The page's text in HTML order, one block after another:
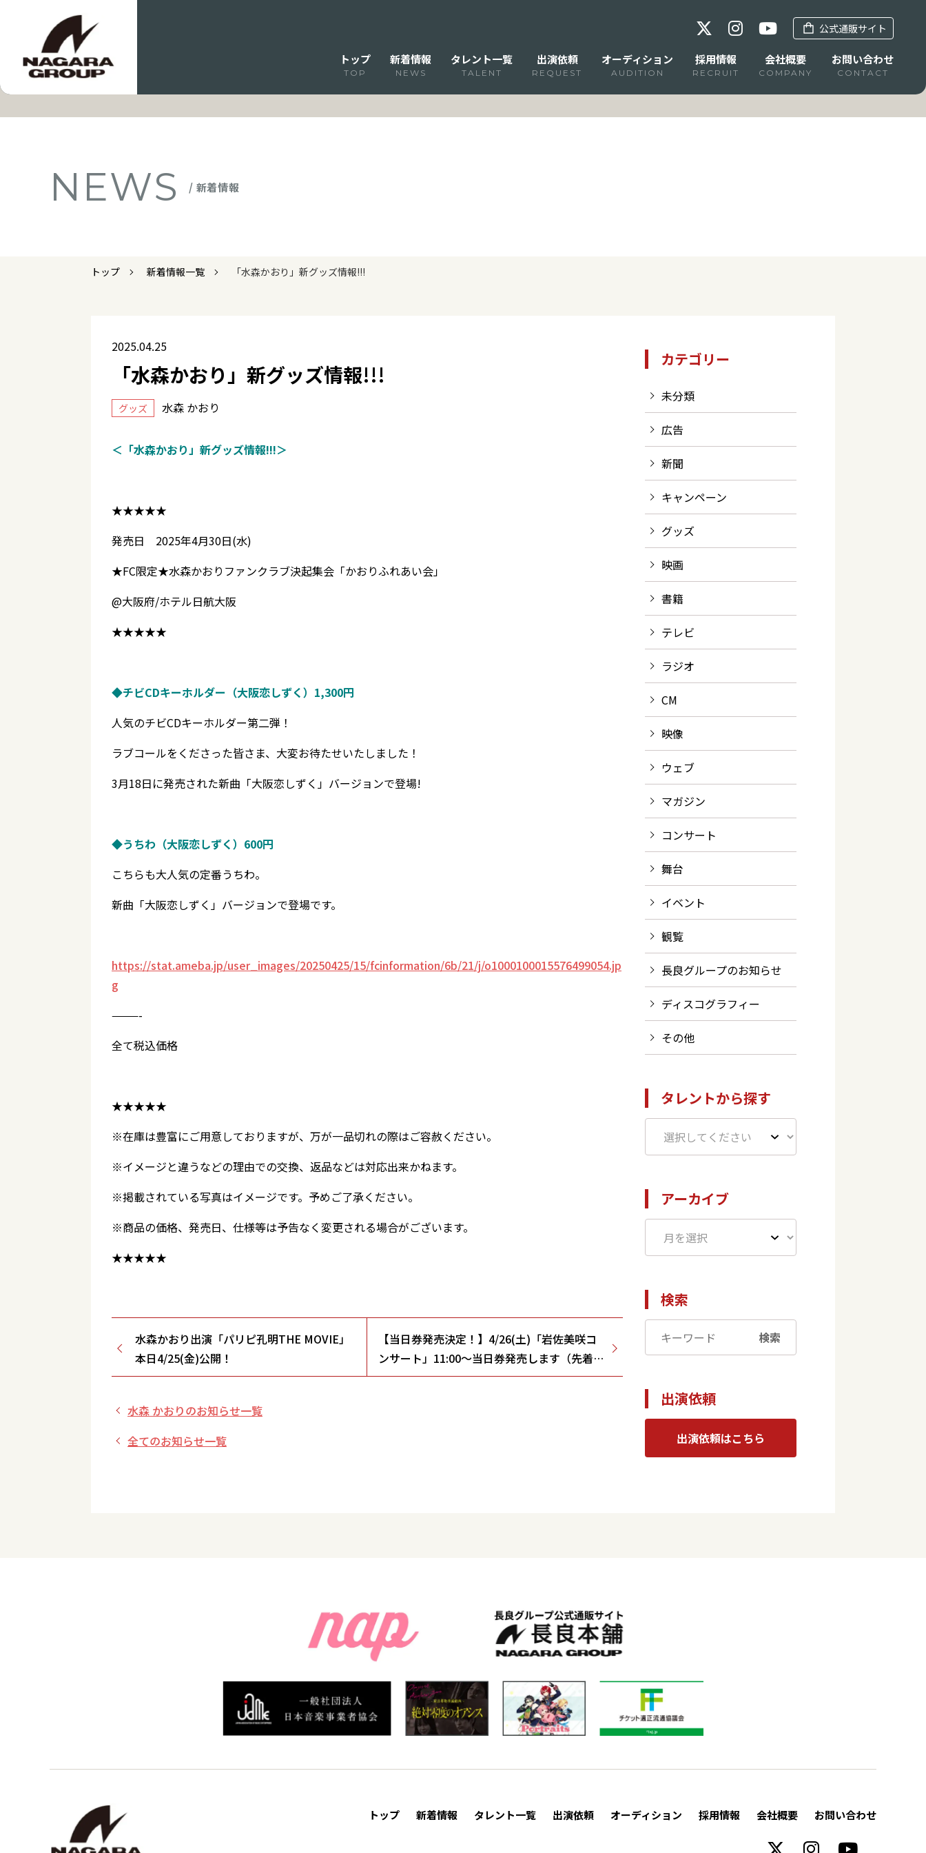
公式通販サイト
トップ
TOP
新着情報
NEWS
タレント一覧
TALENT
出演依頼
REQUEST
オーディション
AUDITION
採用情報
RECRUIT
会社概要
COMPANY
お問い合わせ
CONTACT
NEWS / 新着情報
トップ 新着情報一覧 「水森かおり」新グッズ情報!!!
2025.04.25
「水森かおり」新グッズ情報!!!
グッズ 水森 かおり
＜「水森かおり」新グッズ情報!!!＞
★★★★★
発売日 2025年4月30日(水)
★FC限定★水森かおりファンクラブ決起集会「かおりふれあい会」
@大阪府/ホテル日航大阪
★★★★★
◆チビCDキーホルダー（大阪恋しずく）1,300円
人気のチビCDキーホルダー第二弾！
ラブコールをくださった皆さま、大変お待たせいたしました！
3月18日に発売された新曲「大阪恋しずく」バージョンで登場!
◆うちわ（大阪恋しずく）600円
こちらも大人気の定番うちわ。
新曲「大阪恋しずく」バージョンで登場です。
https://stat.ameba.jp/user_images/20250425/15/fcinformation/6b/21/j/o1000100015576499054.jp
g
———-
全て税込価格
★★★★★
※在庫は豊富にご用意しておりますが、万が一品切れの際はご容赦ください。
※イメージと違うなどの理由での交換、返品などは対応出来かねます。
※掲載されている写真はイメージです。予めご了承ください。
※商品の価格、発売日、仕様等は予告なく変更される場合がございます。
★★★★★
水森かおり出演「パリピ孔明THE MOVIE」
本日4/25(金)公開！
【当日券発売決定！】4/26(土)「岩佐美咲コ
ンサート」11:00～当日券発売します（先着
順）
水森 かおりのお知らせ一覧
全てのお知らせ一覧
カテゴリー
未分類
広告
新聞
キャンペーン
グッズ
映画
書籍
テレビ
ラジオ
CM
映像
ウェブ
マガジン
コンサート
舞台
イベント
観覧
長良グループのお知らせ
ディスコグラフィー
その他
タレントから探す
アーカイブ
検索
検索
出演依頼
出演依頼はこちら
トップ 新着情報 タレント一覧 出演依頼 オーディション 採用情報 会社概要 お問い合わせ